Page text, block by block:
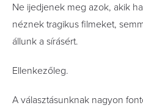
Ne ijedjenek meg azok, akik
néznek tragikus filmeket,
állunk a sírásért.
Ellenkezőleg.
A választásunknak nagyon